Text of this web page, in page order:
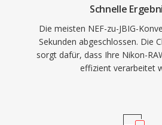
Schnelle
Die meisten NEF-zu-JBIG-
Sekunden abgeschlossen. Die
sorgt dafür, dass Ihre Nikon-
effizient verarbeitet